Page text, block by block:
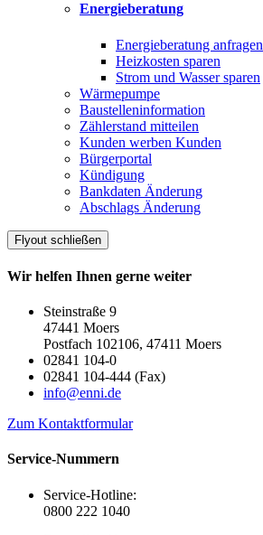
Energieberatung
Energieberatung anfragen
Heizkosten sparen
Strom und Wasser sparen
Wärmepumpe
Baustelleninformation
Zählerstand mitteilen
Kunden werben Kunden
Bürgerportal
Kündigung
Bankdaten Änderung
Abschlags Änderung
Flyout schließen
Wir helfen Ihnen gerne weiter
Steinstraße 9
47441 Moers
Postfach 102106, 47411 Moers
02841 104-0
02841 104-444 (Fax)
info@enni.de
Zum Kontaktformular
Service-Nummern
Service-Hotline:
0800 222 1040